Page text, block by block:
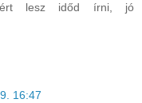
lesz időd írni, jó
16:47